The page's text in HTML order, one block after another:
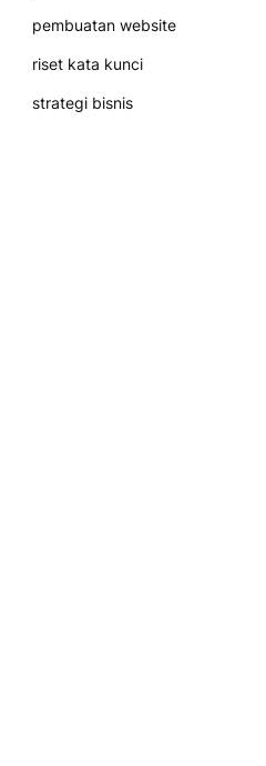
pembuatan website
riset kata kunci
strategi bisnis